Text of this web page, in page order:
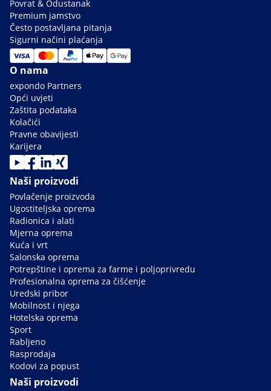
Povrat & Odustanak
Premium jamstvo
Često postavljana pitanja
Sigurni načini plaćanja
O nama
expondo Partners
Opći uvjeti
Zaštita podataka
Kolačići
Pravne obavijesti
Karijera
Naši proizvodi
Povlačenje proizvoda
Ugostiteljska oprema
Radionica i alati
Mjerna oprema
Kuća i vrt
Salonska oprema
Potrepštine i oprema za farme i poljoprivredu
Profesionalna oprema za čišćenje
Uredski pribor
Mobilnost i njega
Hotelska oprema
Sport
Rabljeno
Rasprodaja
Kodovi za popust
Naši proizvodi